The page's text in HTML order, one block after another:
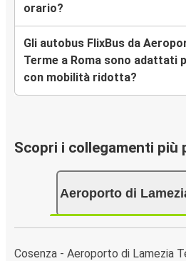
orario?
Gli autobus FlixBus da
Terme a Roma sono adattati
con mobilità ridotta?
Scopri i collegamenti più
Aeroporto di
Cosenza - Aeroporto di Lamezia